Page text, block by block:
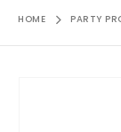
HOME PARTY